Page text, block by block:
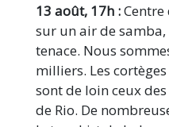
13 août, 17h :Centre
sur un air de
tenace. Nous
milliers. Les
sont de loin ceux
de Rio. De